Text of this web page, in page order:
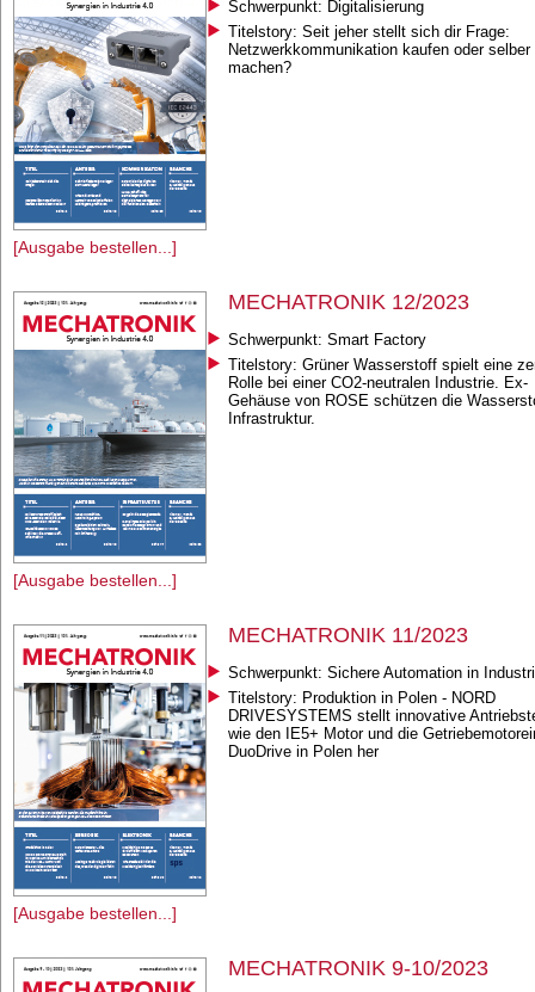
[Ausgabe bestellen...]
Schwerpunkt: Digitalisierung
Titelstory: Seit jeher stellt sich dir Frage:
Netzwerkkommunikation kaufen oder selber
machen?
[Ausgabe bestellen...]
MECHATRONIK 12/2023
Schwerpunkt: Smart Factory
Titelstory: Grüner Wasserstoff spielt eine
Rolle bei einer CO2-neutralen Industrie. Ex-
Gehäuse von ROSE schützen die
Infrastruktur.
[Ausgabe bestellen...]
MECHATRONIK 11/2023
Schwerpunkt: Sichere Automation in
Titelstory: Produktion in Polen - NORD
DRIVESYSTEMS stellt innovative
wie den IE5+ Motor und die
DuoDrive in Polen her
MECHATRONIK 9-10/2023